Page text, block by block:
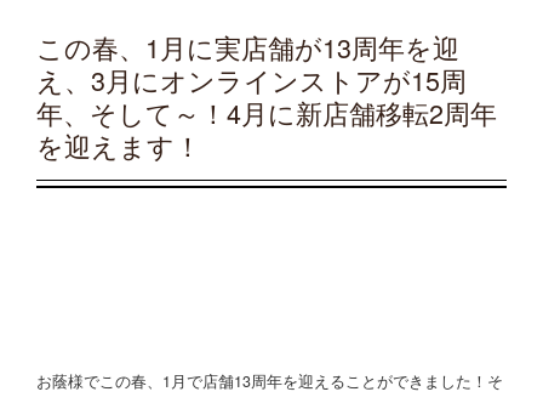
この春、1月に実店舗が13周年を迎
え、3月にオンラインストアが15周
年、そして～！4月に新店舗移転2周年
を迎えます！
お蔭様でこの春、1月で店舗13周年を迎えることができました！そ